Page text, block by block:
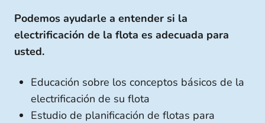
Podemos ayudarle a entender si la
electrificación de la flota es adecuada para
usted.
Educación sobre los conceptos básicos de la
electrificación de su flota
Estudio de planificación de flotas para